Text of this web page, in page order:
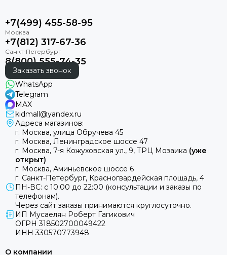
+7(499) 455-58-95
+7(812) 317-67-36
8(800) 555-74-35
Заказать звонок
WhatsApp
Telegram
MAX
kidmall@yandex.ru
Адреса магазинов:
г. Москва, улица Обручева 45
г. Москва, Ленинградское шоссе 47
г. Москва, 7-я Кожуховская ул., 9, ТРЦ Мозаика (уже
открыт)
г. Москва, Аминьевское шоссе 6
г. Санкт-Петербург, Красногвардейская площадь, 4
ПН-ВС: с 10:00 до 22:00 (консультации и заказы по
телефонам).
Через сайт заказы принимаются круглосуточно.
ИП Мусаелян Роберт Гагикович
ОГРН 318502700049422
ИНН 330570773948
О компании